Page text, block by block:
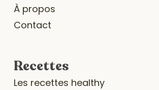
À propos
Contact
Recettes
Les recettes healthy